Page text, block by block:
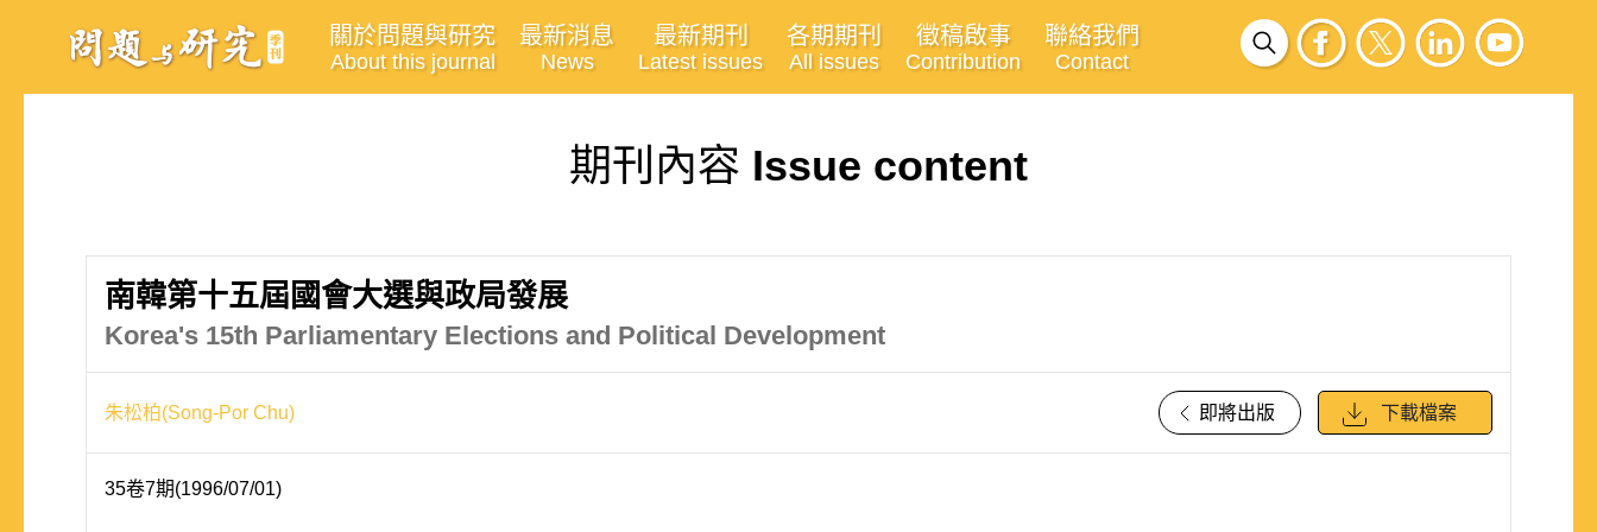
關於問題與研究
About this journal
最新消息
News
最新期刊
Latest issues
各期期刊
All issues
徵稿啟事
Contribution
聯絡我們
Contact
期刊內容 Issue content
南韓第十五屆國會大選與政局發展
Korea's 15th Parliamentary Elections and Political Development
朱松柏(Song-Por Chu) 即將出版 下載檔案
35卷7期(1996/07/01)